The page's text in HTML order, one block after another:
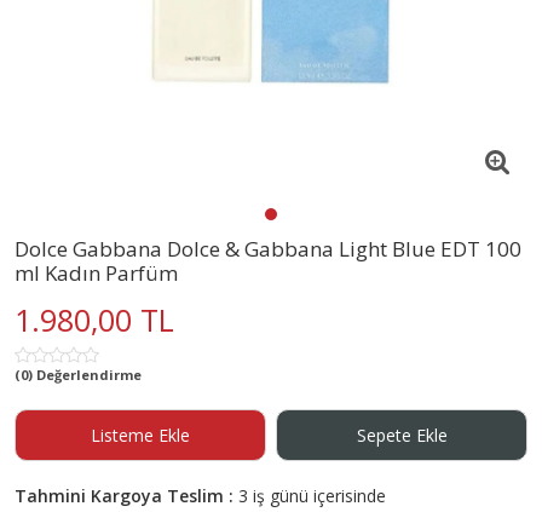
Dolce Gabbana Dolce & Gabbana Light Blue EDT 100
ml Kadın Parfüm
1.980,00 TL
(0) Değerlendirme
Listeme Ekle Sepete Ekle
Tahmini Kargoya Teslim : 3 iş günü içerisinde